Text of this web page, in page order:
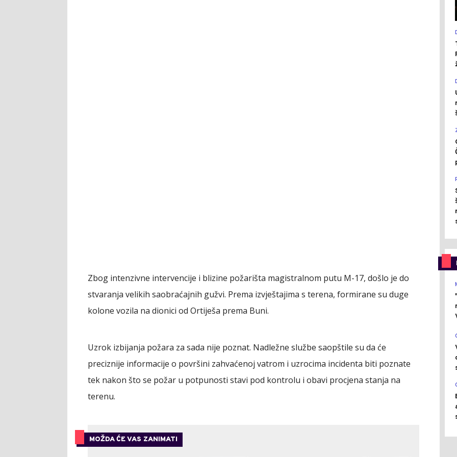
Zbog intenzivne intervencije i blizine požarišta magistralnom putu M-17, došlo je do
stvaranja velikih saobraćajnih gužvi. Prema izvještajima s terena, formirane su duge
kolone vozila na dionici od Ortiješa prema Buni.
Uzrok izbijanja požara za sada nije poznat. Nadležne službe saopštile su da će
preciznije informacije o površini zahvaćenoj vatrom i uzrocima incidenta biti poznate
tek nakon što se požar u potpunosti stavi pod kontrolu i obavi procjena stanja na
terenu.
MOŽDA ĆE VAS ZANIMATI